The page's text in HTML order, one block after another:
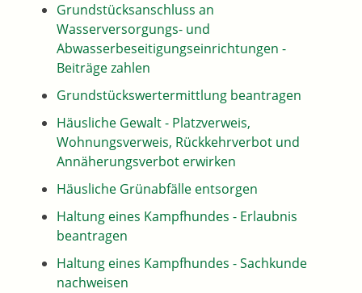
Grundstücksanschluss an
Wasserversorgungs- und
Abwasserbeseitigungseinrichtungen -
Beiträge zahlen
Grundstückswertermittlung beantragen
Häusliche Gewalt - Platzverweis,
Wohnungsverweis, Rückkehrverbot und
Annäherungsverbot erwirken
Häusliche Grünabfälle entsorgen
Haltung eines Kampfhundes - Erlaubnis
beantragen
Haltung eines Kampfhundes - Sachkunde
nachweisen